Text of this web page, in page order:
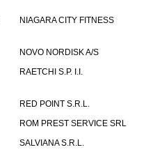
NIAGARA CITY FITNESS
NOVO NORDISK A/S
RAETCHI S.P. I.I.
RED POINT S.R.L.
ROM PREST SERVICE SRL
SALVIANA S.R.L.